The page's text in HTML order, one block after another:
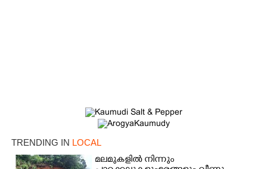
TRENDING IN LOCAL
മലമുകളിൽ നിന്നും
Share this link